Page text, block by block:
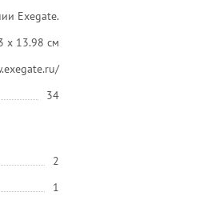
Exegate.
x 13.98 см
34
2
1